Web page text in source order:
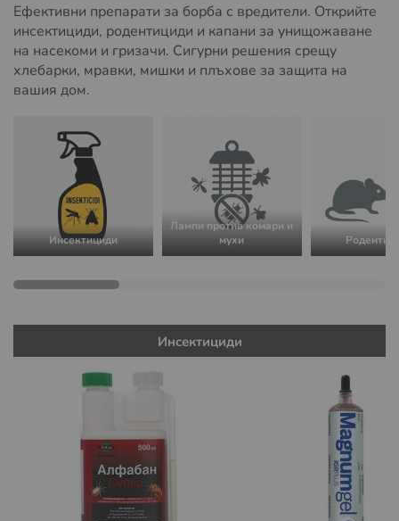
Ефективни препарати за борба с вредители. Открийте
инсектициди, родентициди и капани за унищожаване
на насекоми и гризачи. Сигурни решения срещу
хлебарки, мравки, мишки и плъхове за защита на
вашия дом.
Инсектициди
Лампи против комари и
мухи
Инсектициди